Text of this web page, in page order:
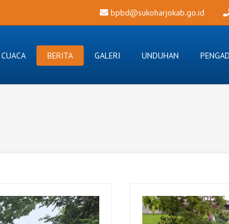
bpbd@sukoharjokab.go.id
BERITA GALERI UNDUHAN